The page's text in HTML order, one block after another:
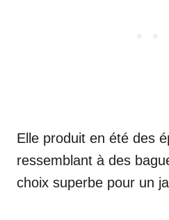
Elle produit en été des
ressemblant à des
choix superbe pour un